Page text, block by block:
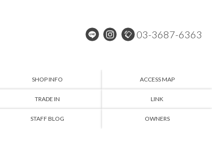
03-3687-6363
SHOP INFO ACCESS MAP
TRADE IN LINK
STAFF BLOG OWNERS